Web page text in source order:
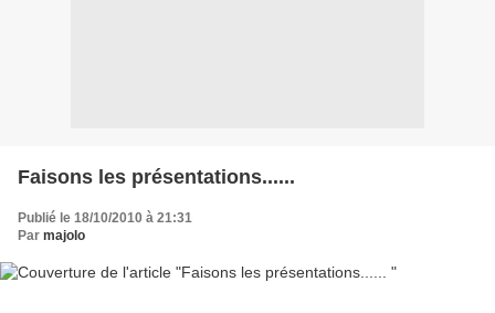
Faisons les présentations......
Publié le 18/10/2010 à 21:31
Par majolo